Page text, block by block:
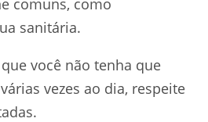
sanitária.
você não tenha que
vezes ao dia, respeite